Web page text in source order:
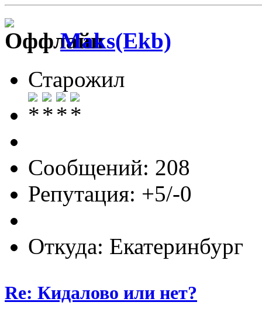
Maks(Ekb)
Старожил
Сообщений: 208
Репутация: +5/-0
Откуда: Екатеринбург
Re: Кидалово или нет?